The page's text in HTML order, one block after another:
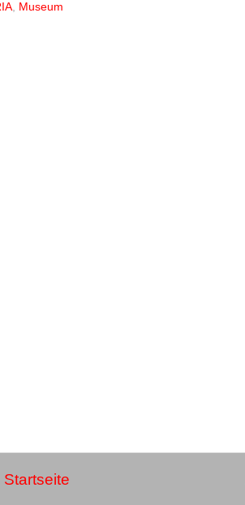
, Museum
Startseite